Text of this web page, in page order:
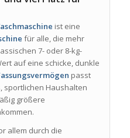
ist eine
für alle, die mehr
7- oder 8-kg-
auf eine schicke, dunkle
passt
sportlichen Haushalten
größere
allem durch die